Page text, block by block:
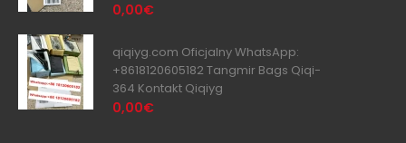
0,00€
qiqiyg.com Oficjalny WhatsApp:
+8618120605182 Tangmir Bags Qiqi-
364 Kontakt Qiqiyg
0,00€